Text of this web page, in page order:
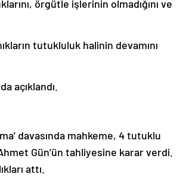
örgütle işlerinin olmadığını ve
tutukluluk halinin devamını
açıklandı.
davasında mahkeme, 4 tutuklu
Gün’ün tahliyesine karar verdi.
attı.